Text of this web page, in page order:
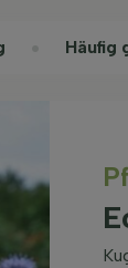
Häufig